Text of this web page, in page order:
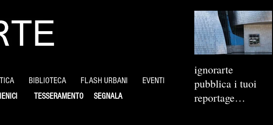
BIBLIOTECA FLASH URBANI EVENTI
SEGNALA
TESSERAMENTO
ignorarte
pubblica i tuoi
reportage